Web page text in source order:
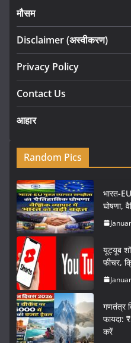
मौसम
Disclaimer (अस्वीकरण)
Privacy Policy
Contact Us
आहार
Random Pics
भारत-
घोषणा,
यूट्यूब
फीचर,
गणतंत्र
फायदा:
करें